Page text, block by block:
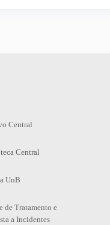
Central
Central
UnB
de Tratamento e
a Incidentes